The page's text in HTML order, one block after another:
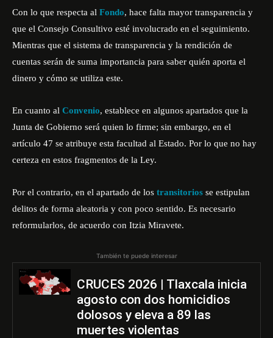
Con lo que respecta al Fondo, hace falta mayor transparencia y
que el Consejo Consultivo esté involucrado en el seguimiento.
Mientras que el sistema de transparencia y la rendición de
cuentas serán de suma importancia para saber quién aporta el
dinero y cómo se utiliza este.
En cuanto al Convenio, establece en algunos apartados que la
Junta de Gobierno será quien lo firme; sin embargo, en el
artículo 47 se atribuye esta facultad al Estado. Por lo que no hay
certeza en estos fragmentos de la Ley.
Por el contrario, en el apartado de los transitorios se estipulan
delitos de forma aleatoria y con poco sentido. Es necesario
reformularlos, de acuerdo con Itzia Miravete.
También te puede interesar
CRUCES 2026 | Tlaxcala inicia
agosto con dos homicidios
dolosos y eleva a 89 las
muertes violentas